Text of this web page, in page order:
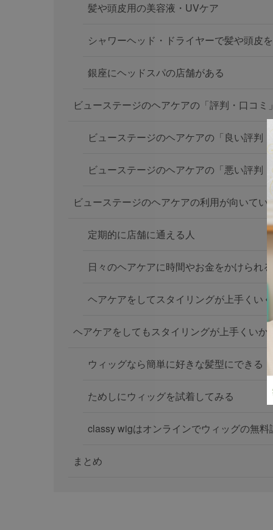
髪や頭皮用の美容液・UVケア
シャワーヘッド・ドライヤーで髪や頭皮
銀座にヘッドスパの店舗がある
ビューステージのヘアケアの「評判・口コミ
ビューステージのヘアケアの「良い評判
ビューステージのヘアケアの「悪い評判
ビューステージのヘアケアの利用が向いてい
定期的に店舗に通える人
日々のヘアケアに時間やお金をかけられ
ヘアケアをしてスタイリングが上手くい
ヘアケアをしてもスタイリングが上手くいか
ウィッグなら簡単に好きな髪型にできる
ためしにウィッグを試着してみる
classy wigはオンラインでウィッグの無料
まとめ